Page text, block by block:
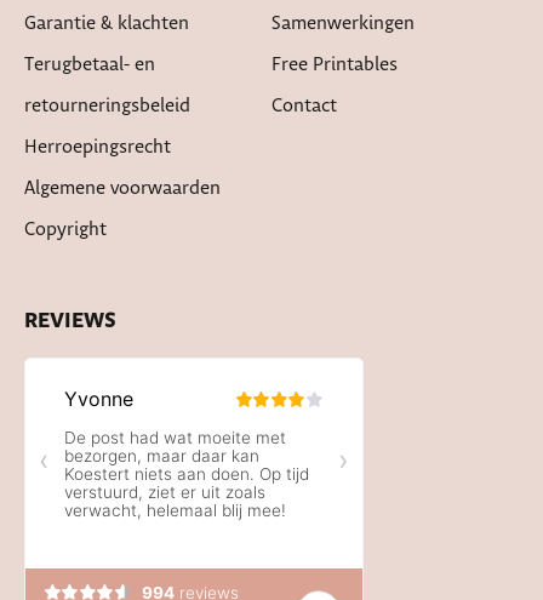
Garantie & klachten
Terugbetaal- en
retourneringsbeleid
Herroepingsrecht
Algemene voorwaarden
Copyright
Samenwerkingen
Free Printables
Contact
REVIEWS